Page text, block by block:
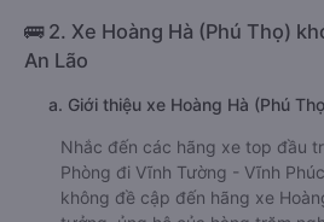
🚌 2. Xe Hoàng Hà (Phú Thọ)
An Lão
a. Giới thiệu xe Hoàng Hà (Phú
Nhắc đến các hãng xe top đầu
Phòng đi Vĩnh Tường - Vĩnh
không đề cập đến hãng xe